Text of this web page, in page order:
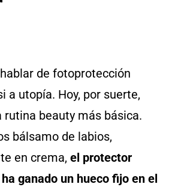
de fotoprotección
a utopía. Hoy, por suerte,
beauty más básica.
bálsamo de labios,
en crema, el protector
ganado un hueco fijo en el